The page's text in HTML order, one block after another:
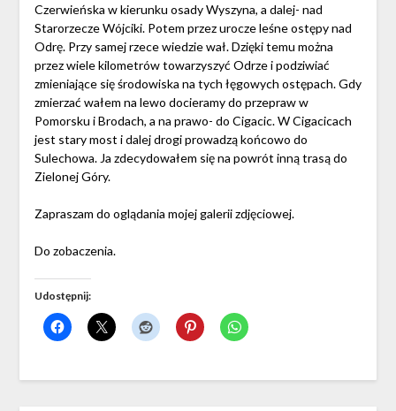
Czerwieńska w kierunku osady Wyszyna, a dalej- nad
Starorzecze Wójciki. Potem przez urocze leśne ostępy nad
Odrę. Przy samej rzece wiedzie wał. Dzięki temu można
przez wiele kilometrów towarzyszyć Odrze i podziwiać
zmieniające się środowiska na tych łęgowych ostępach. Gdy
zmierzać wałem na lewo docieramy do przepraw w
Pomorsku i Brodach, a na prawo- do Cigacic. W Cigacicach
jest stary most i dalej drogi prowadzą końcowo do
Sulechowa. Ja zdecydowałem się na powrót inną trasą do
Zielonej Góry.
Zapraszam do oglądania mojej galerii zdjęciowej.
Do zobaczenia.
Udostępnij: